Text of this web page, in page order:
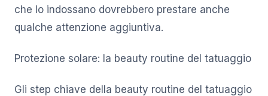
che lo indossano dovrebbero prestare anche
qualche attenzione aggiuntiva.
Protezione solare: la beauty routine del tatuaggio
Gli step chiave della beauty routine del tatuaggio